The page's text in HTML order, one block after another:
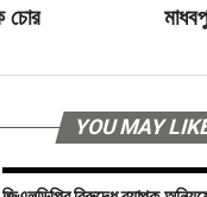
চোর
YOU MAY